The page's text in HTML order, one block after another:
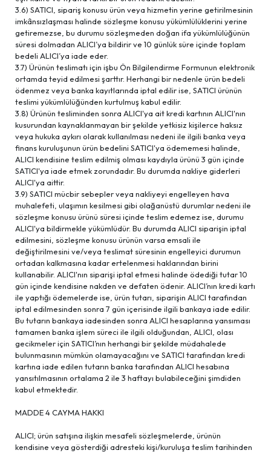
3.6) SATICI, sipariş konusu ürün veya hizmetin yerine getirilmesinin
imkânsızlaşması halinde sözleşme konusu yükümlülüklerini yerine
getiremezse, bu durumu sözleşmeden doğan ifa yükümlülüğünün
süresi dolmadan ALICI’ya bildirir ve 10 günlük süre içinde toplam
bedeli ALICI’ya iade eder.
3.7) Ürünün teslimatı için işbu Ön Bilgilendirme Formunun elektronik
ortamda teyid edilmesi şarttır. Herhangi bir nedenle ürün bedeli
ödenmez veya banka kayıtlarında iptal edilir ise, SATICI ürünün
teslimi yükümlülüğünden kurtulmuş kabul edilir.
3.8) Ürünün tesliminden sonra ALICI'ya ait kredi kartının ALICI'nın
kusurundan kaynaklanmayan bir şekilde yetkisiz kişilerce haksız
veya hukuka aykırı olarak kullanılması nedeni ile ilgili banka veya
finans kuruluşunun ürün bedelini SATICI'ya ödememesi halinde,
ALICI kendisine teslim edilmiş olması kaydıyla ürünü 3 gün içinde
SATICI'ya iade etmek zorundadır. Bu durumda nakliye giderleri
ALICI'ya aittir.
3.9) SATICI mücbir sebepler veya nakliyeyi engelleyen hava
muhalefeti, ulaşımın kesilmesi gibi olağanüstü durumlar nedeni ile
sözleşme konusu ürünü süresi içinde teslim edemez ise, durumu
ALICI'ya bildirmekle yükümlüdür. Bu durumda ALICI siparişin iptal
edilmesini, sözleşme konusu ürünün varsa emsali ile
değiştirilmesini ve/veya teslimat süresinin engelleyici durumun
ortadan kalkmasına kadar ertelenmesi haklarından birini
kullanabilir. ALICI'nın siparişi iptal etmesi halinde ödediği tutar 10
gün içinde kendisine nakden ve defaten ödenir. ALICI’nın kredi kartı
ile yaptığı ödemelerde ise, ürün tutarı, siparişin ALICI tarafından
iptal edilmesinden sonra 7 gün içerisinde ilgili bankaya iade edilir.
Bu tutarın bankaya iadesinden sonra ALICI hesaplarına yansıması
tamamen banka işlem süreci ile ilgili olduğundan, ALICI, olası
gecikmeler için SATICI’nın herhangi bir şekilde müdahalede
bulunmasının mümkün olamayacağını ve SATICI tarafından kredi
kartına iade edilen tutarın banka tarafından ALICI hesabına
yansıtılmasının ortalama 2 ile 3 haftayı bulabileceğini şimdiden
kabul etmektedir.
MADDE 4 CAYMA HAKKI
ALICI; ürün satışına ilişkin mesafeli sözleşmelerde, ürünün
kendisine veya gösterdiği adresteki kişi/kuruluşa teslim tarihinden